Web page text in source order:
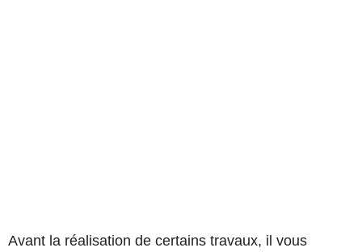
Avant la réalisation de certains travaux, il vous